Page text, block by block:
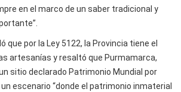
en el marco de un saber tradicional y
que por la Ley 5122, la Provincia tiene el
artesanías y resaltó que Purmamarca,
sitio declarado Patrimonio Mundial por
escenario “donde el patrimonio inmaterial